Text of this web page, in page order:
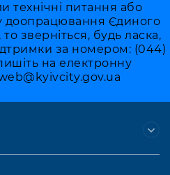
технічні питання або
доопрацювання Єдиного
зверніться, будь ласка,
за номером: (044)
на електронну